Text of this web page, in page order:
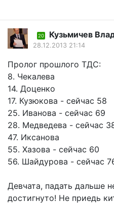
20 Кузьмичев
28.12.2013 21:14
Пролог прошлого ТДС:
8. Чекалева
14. Доценко
17. Кузюкова - сейчас 58
25. Иванова - сейчас 69
28. Медведева - сейчас
47. Иксанова
55. Хазова - сейчас 60
56. Шайдурова - сейчас
Девчата, падать дальше
достигнуто! Не приедь